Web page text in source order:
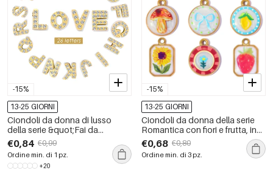
-15%
13-25 GIORNI
Ciondoli da donna di lusso
della serie &quot;Fai da
te&quot; con lettere, in acciaio
inossidabile, impermeabili, color
oro e con zirconi.
€0,84 €0,99
Ordine min. di 1 pz.
+20
-15%
13-25 GIORNI
Ciondoli da donna della serie
Romantica con fiori e frutta, in
acciaio inossidabile
impermeabile color oro.
€0,68 €0,80
Ordine min. di 3 pz.